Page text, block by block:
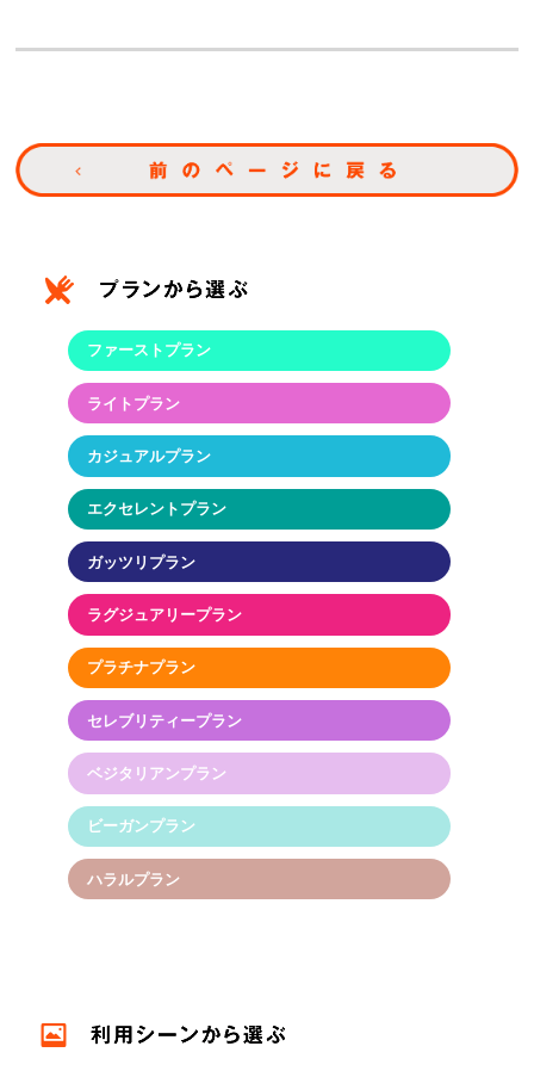
ファーストプラン
ライトプラン
カジュアルプラン
エクセレントプラン
ガッツリプラン
ラグジュアリープラン
プラチナプラン
セレブリティープラン
ベジタリアンプラン
ビーガンプラン
ハラルプラン